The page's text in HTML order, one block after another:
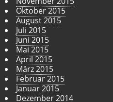
Oktober 2015
August 2015
Juli 2015
Juni 2015
Mai 2015
April 2015
März 2015
Februar 2015
Januar 2015
Dezember 2014